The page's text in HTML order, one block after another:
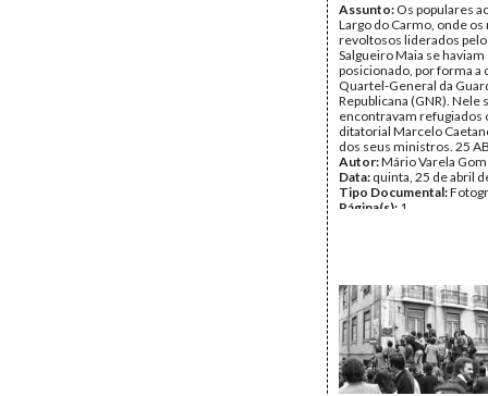
Assunto: Os populares
Largo do Carmo, onde
revoltosos liderados pelo
Salgueiro Maia se haviam
posicionado, por forma a
Quartel-General da
Republicana (GNR). Nele
encontravam refugiados
ditatorial Marcelo
dos seus ministros. 25
Autor:Mário Varela
Data: quinta, 25 de abril
Tipo Documental:
Página(s): 1